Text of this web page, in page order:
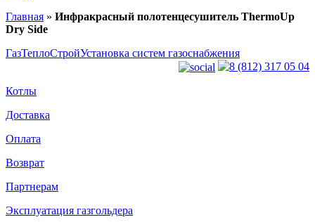
Главная » Инфракрасный полотенцесушитель ThermoUp
Dry Side
ГазТеплоСтройУстановка систем газоснабжения
8 (812) 317 05 04
Котлы
Доставка
Оплата
Возврат
Партнерам
Эксплуатация газгольдера